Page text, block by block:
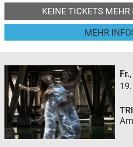
KEINE TICKETS
MEHR